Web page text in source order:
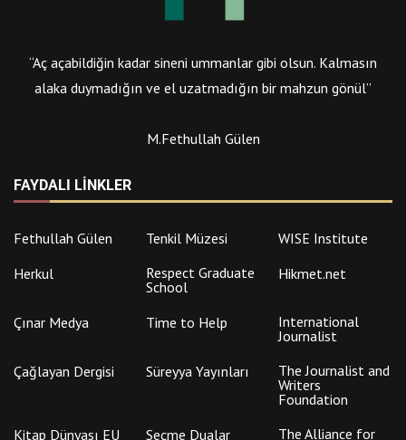
“Aç açabildiğin kadar sineni ummanlar gibi olsun. Kalmasın
alaka duymadığın ve el uzatmadığın bir mahzun gönül”
M.Fethullah Gülen
FAYDALI LINKLER
Fethullah Gülen Tenkil Müzesi
WISE Institute
Herkul
Respect Graduate
School
Hikmet.net
Çınar Medya Time to Help
International
Journalist
Çağlayan Dergisi
Süreyya Yayınları
The Journalist and
Writers
Foundation
Kitap Dünyası EU
Seçme Dualar
The Alliance for